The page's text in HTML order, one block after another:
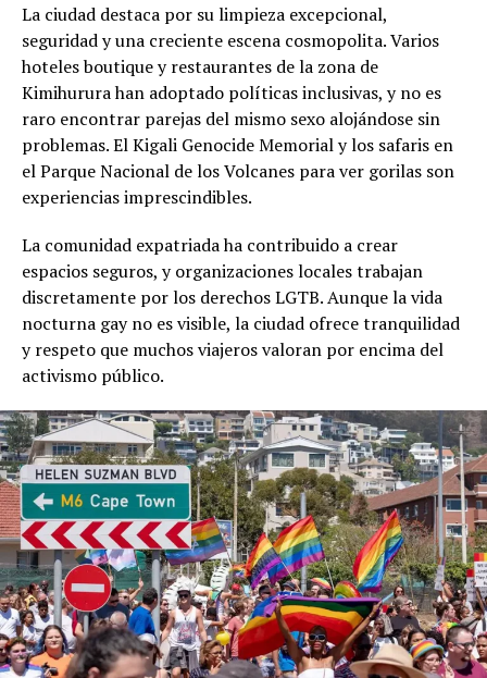
La ciudad destaca por su limpieza excepcional,
seguridad y una creciente escena cosmopolita. Varios
hoteles boutique y restaurantes de la zona de
Kimihurura han adoptado políticas inclusivas, y no es
raro encontrar parejas del mismo sexo alojándose sin
problemas. El Kigali Genocide Memorial y los safaris en
el Parque Nacional de los Volcanes para ver gorilas son
experiencias imprescindibles.
La comunidad expatriada ha contribuido a crear
espacios seguros, y organizaciones locales trabajan
discretamente por los derechos LGTB. Aunque la vida
nocturna gay no es visible, la ciudad ofrece tranquilidad
y respeto que muchos viajeros valoran por encima del
activismo público.